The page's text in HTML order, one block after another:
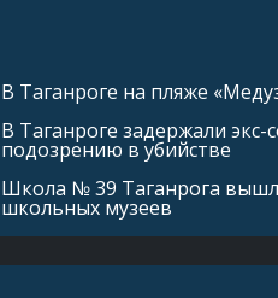
В Таганроге на пляже
В Таганроге задержали
подозрению в убийстве
Школа № 39 Таганрога
школьных музеев